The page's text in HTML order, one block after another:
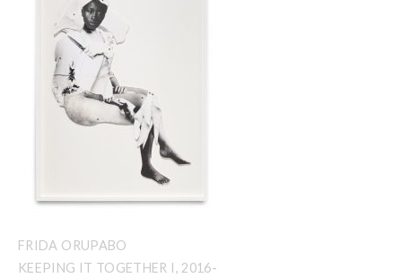
FRIDA ORUPABO
KEEPING IT TOGETHER I, 2016-